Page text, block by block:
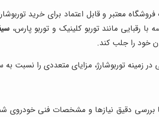
معتبر و قابل اعتماد برای خرید
رقبایی مانند توربو کلینیک و توربو پارس،
خود را جلب کند.
زمینه توربوشارژ، مزایای متعددی را نسبت به
بررسی دقیق نیازها و مشخصات فنی خودروی